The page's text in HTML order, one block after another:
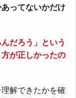
ってないかだけ
だろう」という
が正しかったの
解できたかを確